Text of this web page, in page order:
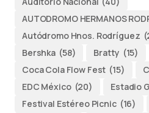
AUTODROMO HERMANOS
Autódromo Hnos. Rodríguez
Bershka (58) Bratty (15)
Coca Cola Flow Fest (15)
EDC México (20) Estadio
Festival Estéreo Picnic (16)